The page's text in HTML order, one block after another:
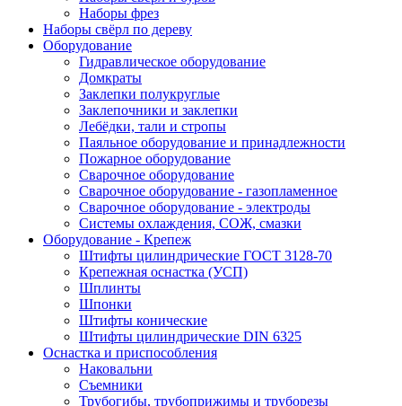
Наборы фрез
Наборы свёрл по дереву
Оборудование
Гидравлическое оборудование
Домкраты
Заклепки полукруглые
Заклепочники и заклепки
Лебёдки, тали и стропы
Паяльное оборудование и принадлежности
Пожарное оборудование
Сварочное оборудование
Сварочное оборудование - газопламенное
Сварочное оборудование - электроды
Системы охлаждения, СОЖ, смазки
Оборудование - Крепеж
Штифты цилиндрические ГОСТ 3128-70
Крепежная оснастка (УСП)
Шплинты
Шпонки
Штифты конические
Штифты цилиндрические DIN 6325
Оснастка и приспособления
Наковальни
Съемники
Трубогибы, трубоприжимы и труборезы